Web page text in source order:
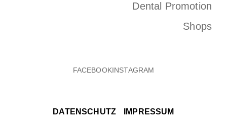
Dental Promotion
Shops
FACEBOOKINSTAGRAM
DATENSCHUTZ IMPRESSUM